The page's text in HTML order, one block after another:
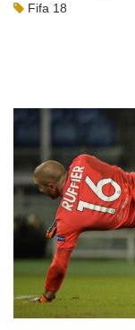
Fifa 18